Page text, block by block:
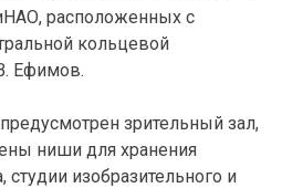
расположенных с
кольцевой
Ефимов.
зрительный зал,
ниши для хранения
студии изобразительного и